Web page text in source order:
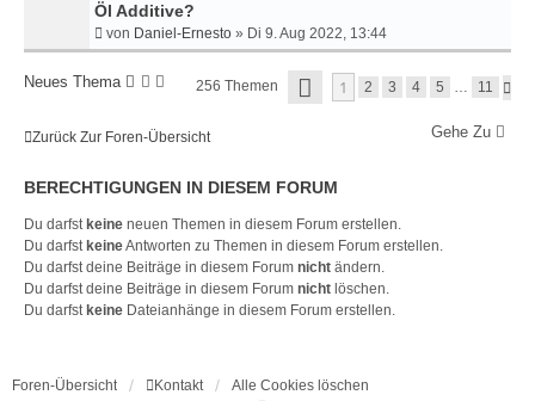
Öl Additive?
von Daniel-Ernesto » Di 9. Aug 2022, 13:44
Neues Thema 256 Themen
V
O
1
1
1 2 3 4 5 … 11
Zurück Zur Foren-Übersicht Gehe Zu
BERECHTIGUNGEN IN DIESEM FORUM
Du darfst keine neuen Themen in diesem Forum erstellen.
Du darfst keineAntworten zu Themen in diesem Forum erstellen.
Du darfst deine Beiträge in diesem Forum nicht ändern.
Du darfst deine Beiträge in diesem Forum nicht löschen.
Du darfst keine Dateianhänge in diesem Forum erstellen.
Foren-Übersicht Kontakt
Alle Cookies löschen